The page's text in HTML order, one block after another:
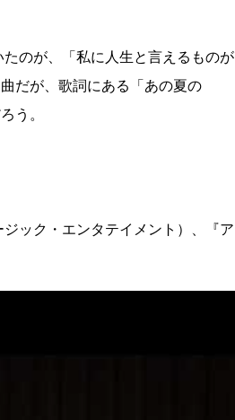
のが、「私に人生と言えるものが
だが、歌詞にある「あの夏の
う。
ック・エンタテイメント）、『ア